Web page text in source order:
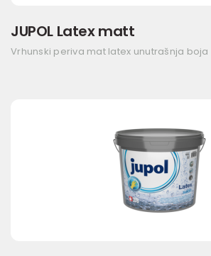
JUPOL Latex matt
Vrhunski periva mat latex unutrašnja boja